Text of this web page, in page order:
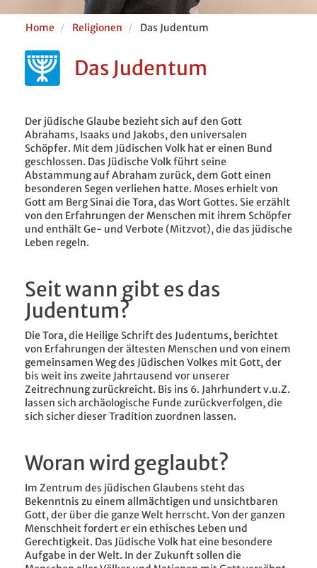
Home Religionen Das Judentum
Das Judentum
Der jüdische Glaube bezieht sich auf den Gott
Abrahams, Isaaks und Jakobs, den universalen
Schöpfer. Mit dem Jüdischen Volk hat er einen Bund
geschlossen. Das Jüdische Volk führt seine
Abstammung auf Abraham zurück, dem Gott einen
besonderen Segen verliehen hatte. Moses erhielt von
Gott am Berg Sinai die Tora, das Wort Gottes. Sie erzählt
von den Erfahrungen der Menschen mit ihrem Schöpfer
und enthält Ge- und Verbote (Mitzvot), die das jüdische
Leben regeln.
Seit wann gibt es das
Judentum?
Die Tora, die Heilige Schrift des Judentums, berichtet
von Erfahrungen der ältesten Menschen und von einem
gemeinsamen Weg des Jüdischen Volkes mit Gott, der
bis weit ins zweite Jahrtausend vor unserer
Zeitrechnung zurückreicht. Bis ins 6. Jahrhundert v.u.Z.
lassen sich archäologische Funde zurückverfolgen, die
sich sicher dieser Tradition zuordnen lassen.
Woran wird geglaubt?
Im Zentrum des jüdischen Glaubens steht das
Bekenntnis zu einem allmächtigen und unsichtbaren
Gott, der über die ganze Welt herrscht. Von der ganzen
Menschheit fordert er ein ethisches Leben und
Gerechtigkeit. Das Jüdische Volk hat eine besondere
Aufgabe in der Welt. In der Zukunft sollen die